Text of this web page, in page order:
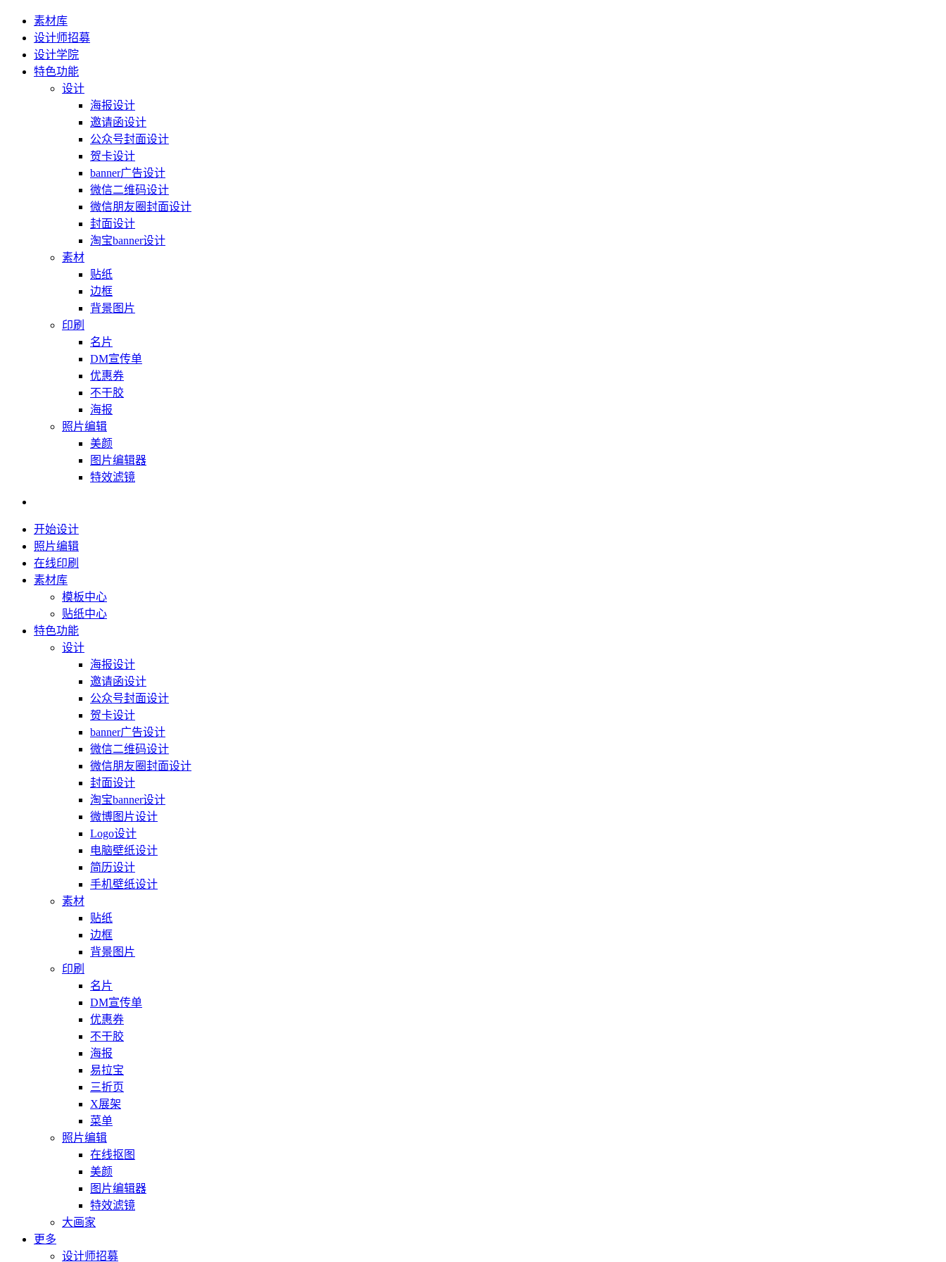
素材库
设计师招募
设计学院
特色功能
设计
海报设计
邀请函设计
公众号封面设计
贺卡设计
banner广告设计
微信二维码设计
微信朋友圈封面设计
封面设计
淘宝banner设计
素材
贴纸
边框
背景图片
印刷
名片
DM宣传单
优惠券
不干胶
海报
照片编辑
美颜
图片编辑器
特效滤镜
开始设计
照片编辑
在线印刷
素材库
模板中心
贴纸中心
特色功能
设计
海报设计
邀请函设计
公众号封面设计
贺卡设计
banner广告设计
微信二维码设计
微信朋友圈封面设计
封面设计
淘宝banner设计
微博图片设计
Logo设计
电脑壁纸设计
简历设计
手机壁纸设计
素材
贴纸
边框
背景图片
印刷
名片
DM宣传单
优惠券
不干胶
海报
易拉宝
三折页
X展架
菜单
照片编辑
在线抠图
美颜
图片编辑器
特效滤镜
大画家
更多
设计师招募